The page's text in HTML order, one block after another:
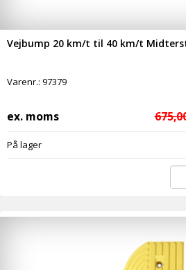
Vejbump 20 km/t til 40 km/t
Varenr.: 97379
ex. moms
På lager